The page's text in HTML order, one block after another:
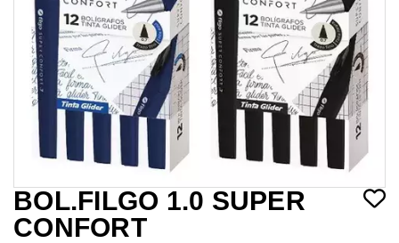
BOL.FILGO 1.0 SUPER
CONFORT